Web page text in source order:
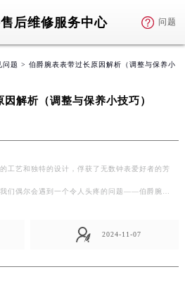
后维修服务中心 问题
问题 > 伯爵腕表表带过长原因解析（调整与保养小
解析（调整与保养小技巧）
工艺和独特的设计，俘获了无数钟表爱好者的芳
们偶尔会遇到一个令人头疼的问题——伯爵腕…
2024-11-07